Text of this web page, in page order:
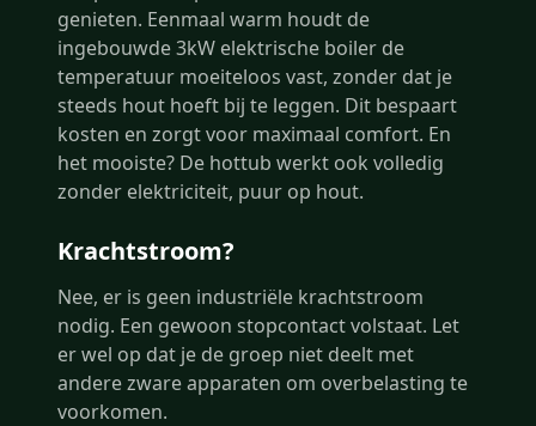
genieten. Eenmaal warm houdt de
ingebouwde 3kW elektrische boiler de
temperatuur moeiteloos vast, zonder dat je
steeds hout hoeft bij te leggen. Dit bespaart
kosten en zorgt voor maximaal comfort. En
het mooiste? De hottub werkt ook volledig
zonder elektriciteit, puur op hout.
Krachtstroom?
Nee, er is geen industriële krachtstroom
nodig. Een gewoon stopcontact volstaat. Let
er wel op dat je de groep niet deelt met
andere zware apparaten om overbelasting te
voorkomen.